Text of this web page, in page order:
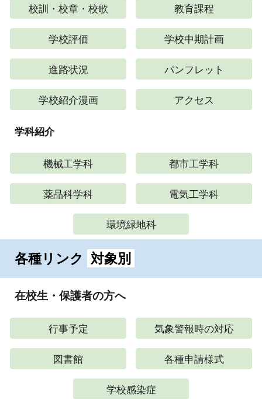
校訓・校章・校歌 教育課程
学校評価 学校中期計画
進路状況 パンフレット
学校紹介漫画 アクセス
学科紹介
機械工学科 都市工学科
薬品科学科 電気工学科
環境緑地科
各種リンク 対象別
在校生・保護者の方へ
行事予定 気象警報時の対応
図書館 各種申請様式
学校感染症